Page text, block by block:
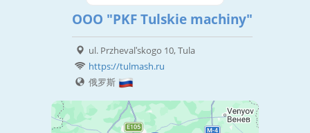
OOO "PKF Tulskie machiny"
ul. Przhevalʹskogo 10, Tula
https://tulmash.ru
俄罗斯